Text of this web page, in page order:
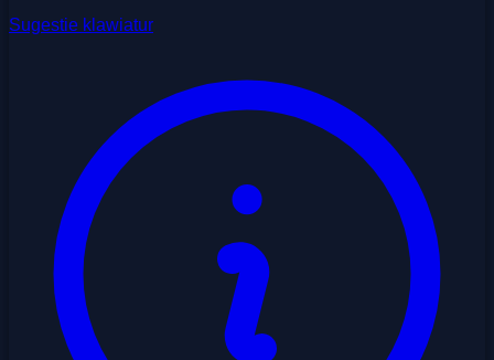
Sugestie klawiatur